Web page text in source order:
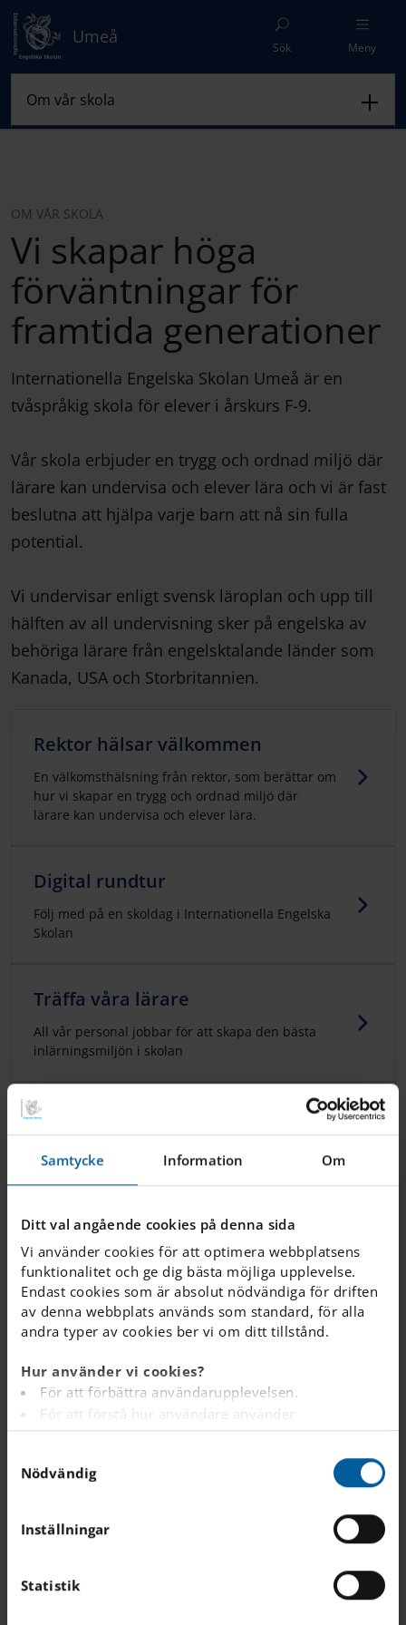
Samtycke Information Om
Ditt val angående cookies på denna sida
Vi använder cookies för att optimera webbplatsens
funktionalitet och ge dig bästa möjliga upplevelse.
Endast cookies som är absolut nödvändiga för driften
av denna webbplats används som standard, för alla
andra typer av cookies ber vi om ditt tillstånd.
Hur använder vi cookies?
För att förbättra användarupplevelsen.
För att förstå hur användare använder
webbplatsen.
Analys av webbplatsen i marknadsförings- och
reklamsyfte.
webbplatser baserat på dina intressen.
För att spåra om en besökare är inloggad eller inte.
tredjepartsleverantörer som Google, Facebook,
Nödvändig
Inställningar
Statistik
Umeå
Sök Meny
OM VÅR SKOLA
Vi skapar höga
förväntningar för
framtida generationer
Internationella Engelska Skolan Umeå är en
tvåspråkig skola för elever i årskurs F-9.
Vår skola erbjuder en trygg och ordnad miljö där
lärare kan undervisa och elever lära och vi är fast
beslutna att hjälpa varje barn att nå sin fulla
potential.
Vi undervisar enligt svensk läroplan och upp till
hälften av all undervisning sker på engelska av
behöriga lärare från engelsktalande länder som
Kanada, USA och Storbritannien.
Rektor hälsar välkommen
En välkomsthälsning från rektor, som berättar om
hur vi skapar en trygg och ordnad miljö där
lärare kan undervisa och elever lära.
Digital rundtur
Följ med på en skoldag i Internationella Engelska
Skolan
Träffa våra lärare
All vår personal jobbar för att skapa den bästa
inlärningsmiljön i skolan
Fritids
Förskoleklass och lågstadie på IES
På Internationella Engelska Skolan erbjuder vi
skolgång från förskoleklass. Hos oss introduceras
barnen till en tvåspråkig miljö redan från start.
En näringsrik och hälsosam lunch är en viktig
förutsättning för att eleverna ska få en bra och
Elevhälsa
Vår elevhälsa arbetar för att främja elevers
lärande, utveckling och hälsa och förebygga